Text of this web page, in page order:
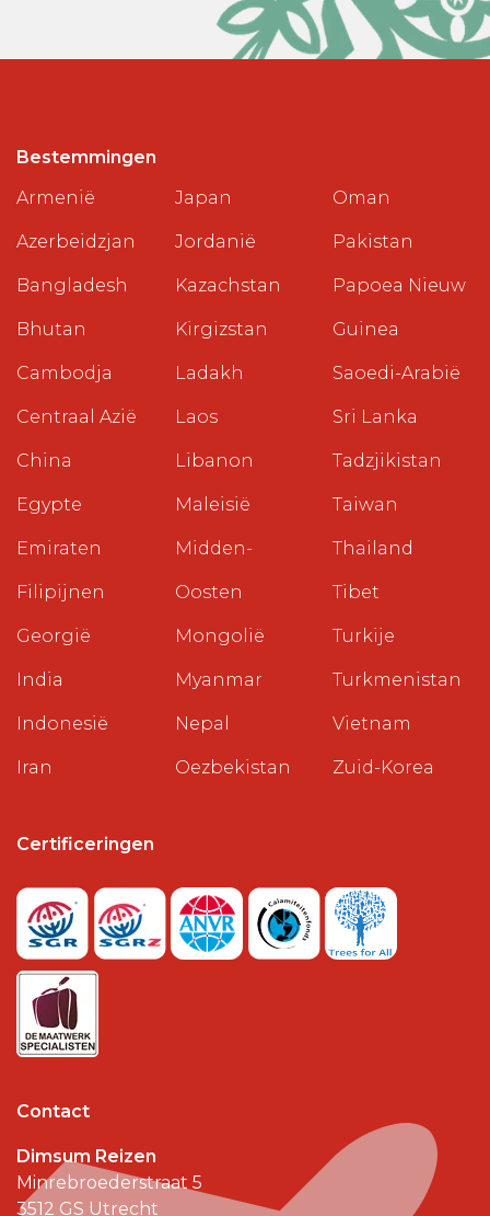
Bestemmingen
Armenië
Azerbeidzjan
Bangladesh
Bhutan
Cambodja
Centraal Azië
China
Egypte
Emiraten
Filipijnen
Georgië
India
Indonesië
Iran
Japan
Jordanië
Kazachstan
Kirgizstan
Ladakh
Laos
Libanon
Maleisië
Midden-
Oosten
Mongolië
Myanmar
Nepal
Oezbekistan
Oman
Pakistan
Papoea Nieuw
Guinea
Saoedi-Arabië
Sri Lanka
Tadzjikistan
Taiwan
Thailand
Tibet
Turkije
Turkmenistan
Vietnam
Zuid-Korea
Certificeringen
Contact
Dimsum Reizen
Minrebroederstraat 5
3512 GS Utrecht